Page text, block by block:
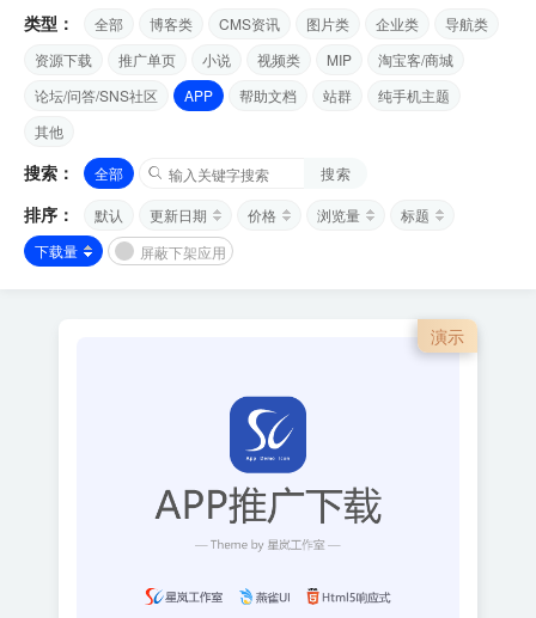
类型： 全部 博客类 CMS资讯 图片类 企业类
导航类
资源下载
推广单页 小说 视频类 MIP
淘宝客/商城
论坛/问答/SNS社区
APP 帮助文档 站群
纯手机主题
其他
搜索： 全部 搜索
排序： 默认 更新日期 价格 浏览量
标题
下载量
屏蔽下架应用
演示